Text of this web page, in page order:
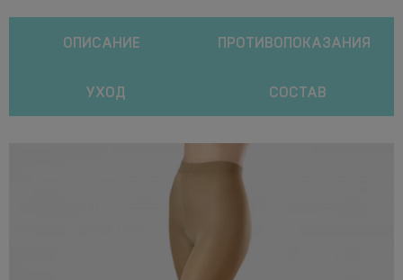
ОПИСАНИЕ ПРОТИВОПОКАЗАНИЯ
УХОД СОСТАВ